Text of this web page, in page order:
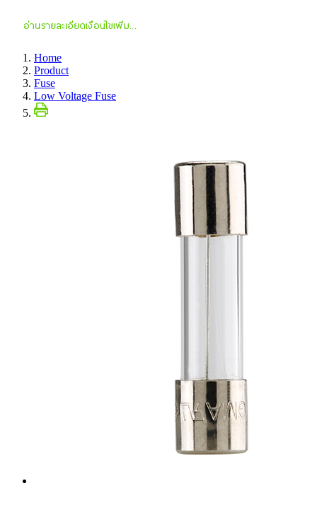
Home
Product
Fuse
Low Voltage Fuse